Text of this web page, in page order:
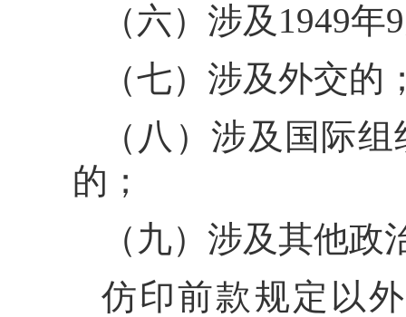
（六）涉及1949
（七）涉及外交的
（八）涉及国际
的；
（九）涉及其他政
仿印前款规定以